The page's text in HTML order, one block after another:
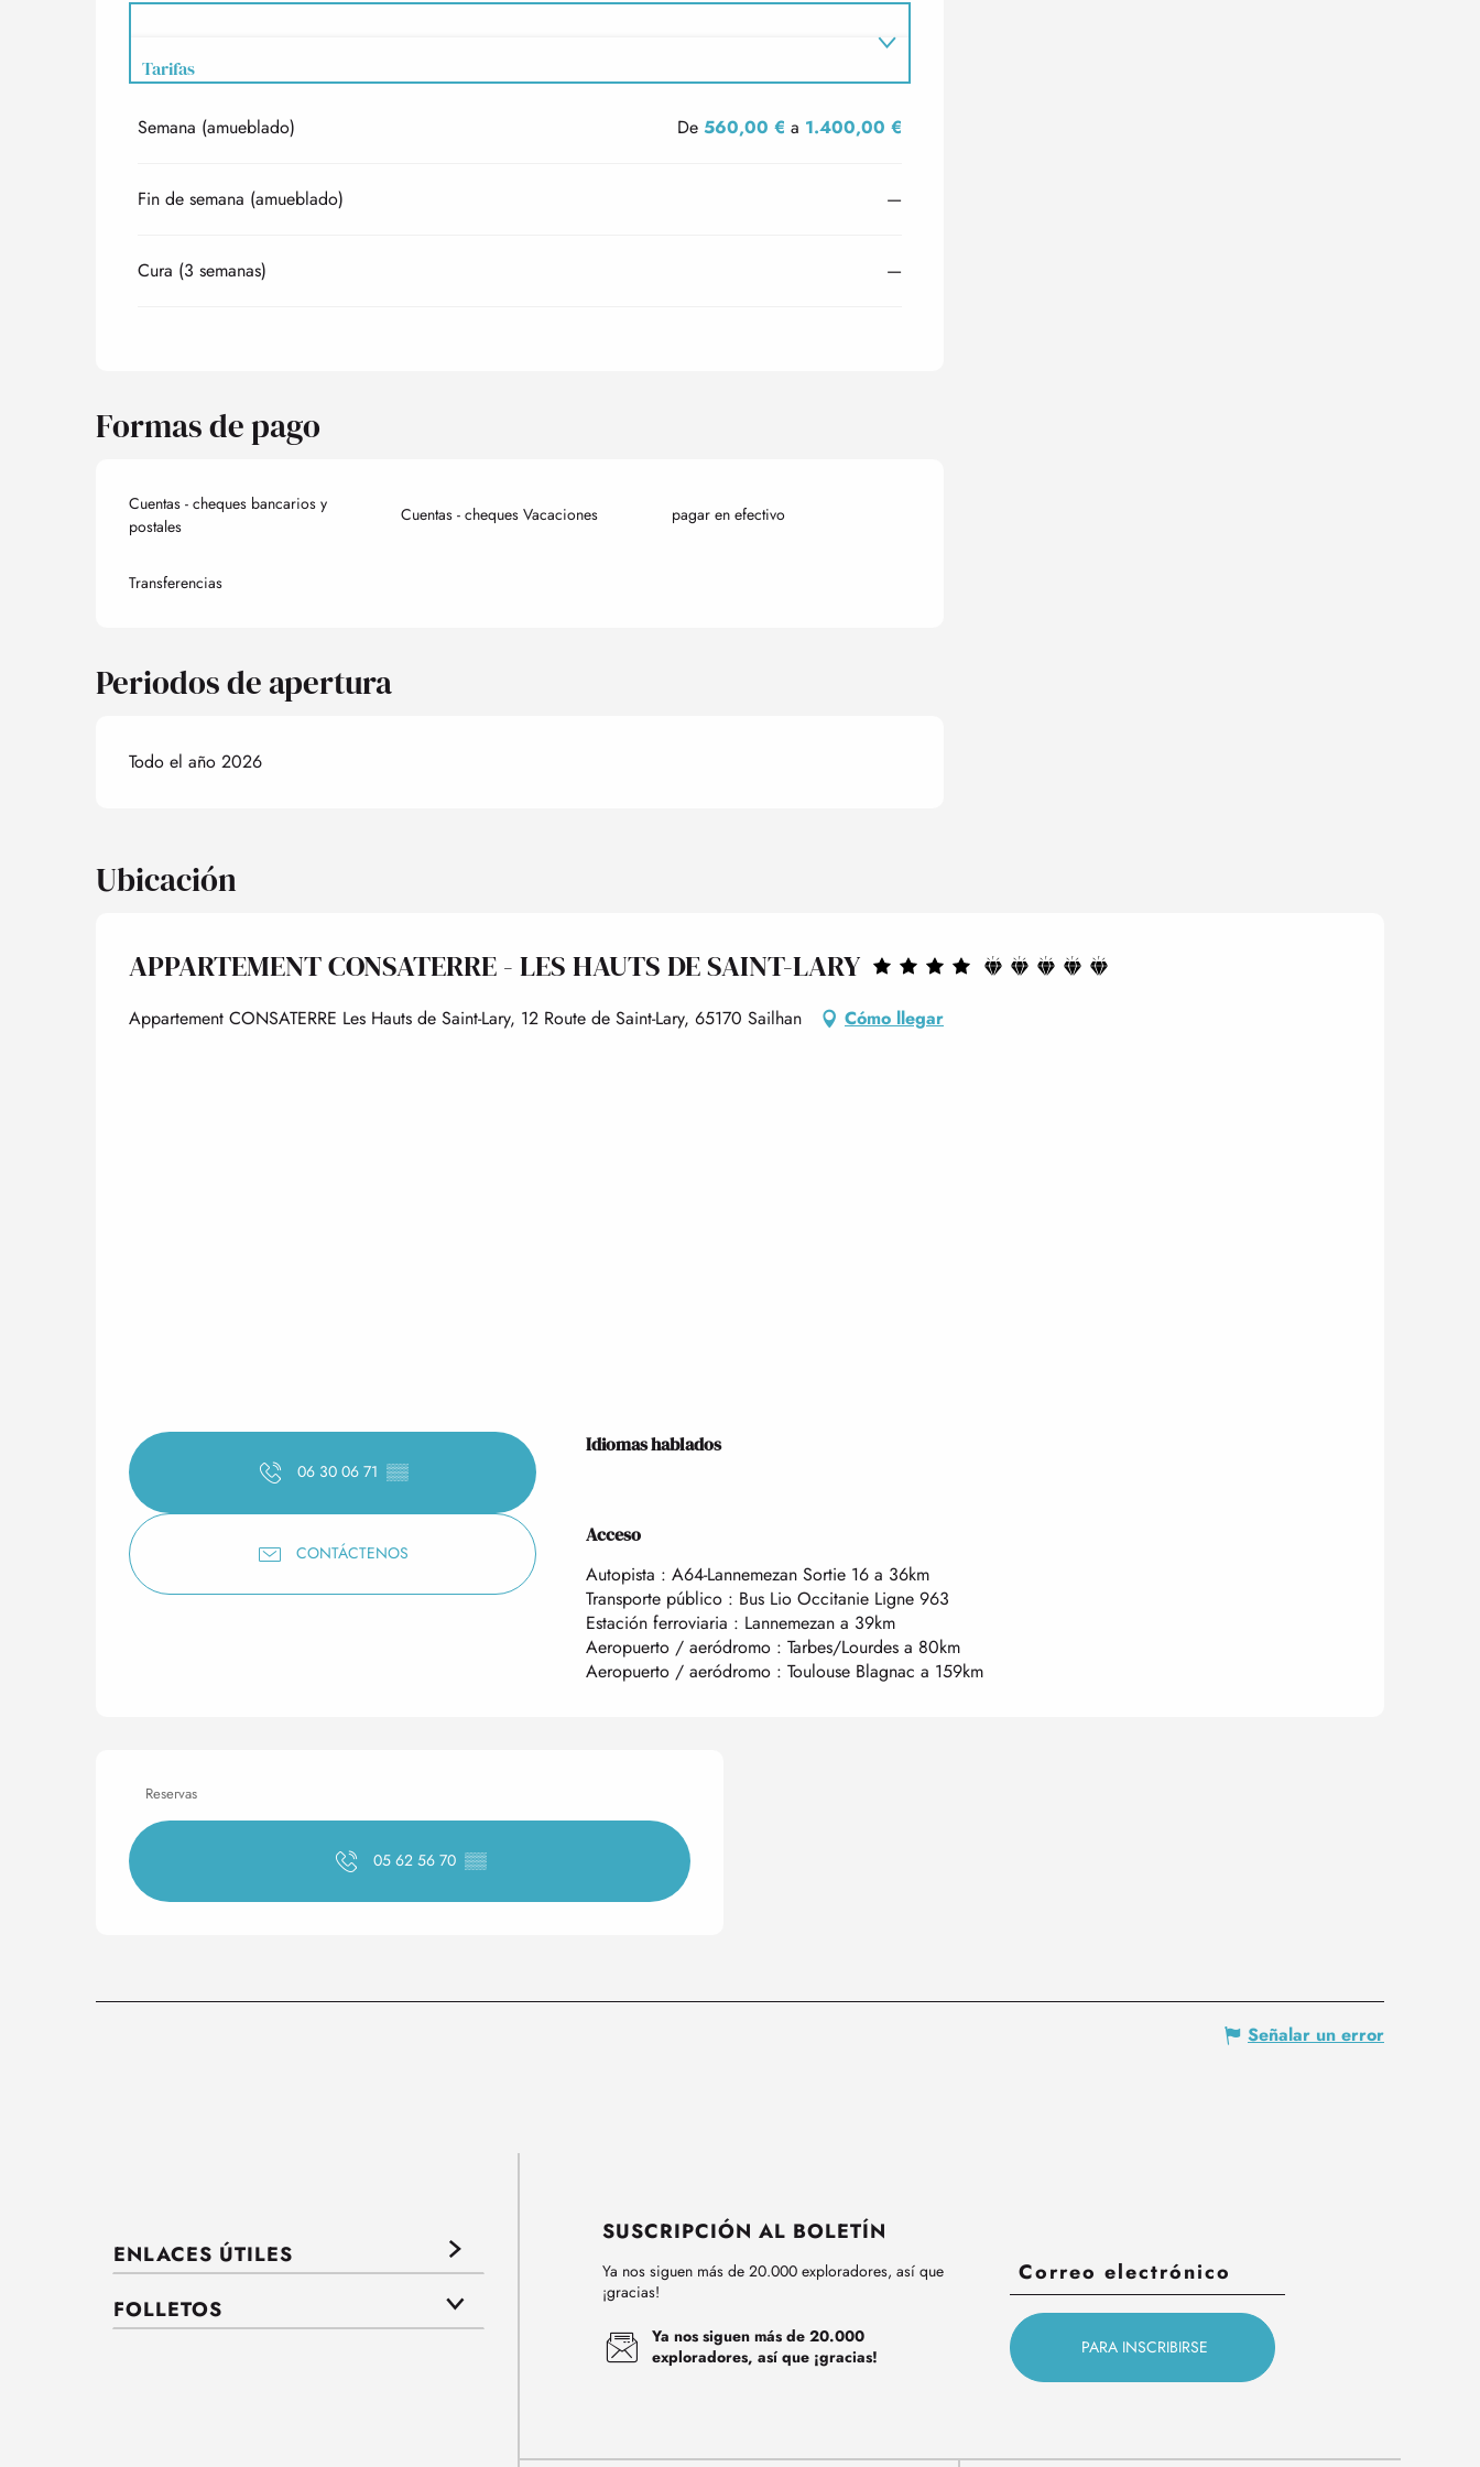
Tarifas
Tarifas 2027
Semana (amueblado) De560,00 € a 1.400,00 €
Fin de semana (amueblado) —
Cura (3 semanas) —
Formas de pago
Cuentas - cheques bancarios y
postales
Cuentas - cheques Vacaciones pagar en efectivo
Transferencias
Periodos de apertura
Todo el año 2026
Ubicación
APPARTEMENT CONSATERRE - LES HAUTS DE SAINT-LARY
Appartement CONSATERRE Les Hauts de Saint-Lary, 12 Route de Saint-Lary, 65170 Sailhan Cómo llegar
06 30 06 71 ▒▒
CONTÁCTENOS
Idiomas hablados
Idiomas hablados
Acceso
Acceso
Autopista : A64-Lannemezan Sortie 16 a 36km
Transporte público : Bus Lio Occitanie Ligne 963
Estación ferroviaria : Lannemezan a 39km
Aeropuerto / aeródromo : Tarbes/Lourdes a 80km
Aeropuerto / aeródromo : Toulouse Blagnac a 159km
Reservas
05 62 56 70 ▒▒
Señalar un error
ENLACES ÚTILES
FOLLETOS
SUSCRIPCIÓN AL BOLETÍN
Ya nos siguen más de 20.000 exploradores, así que
¡gracias!
Ya nos siguen más de 20.000
exploradores, así que ¡gracias!